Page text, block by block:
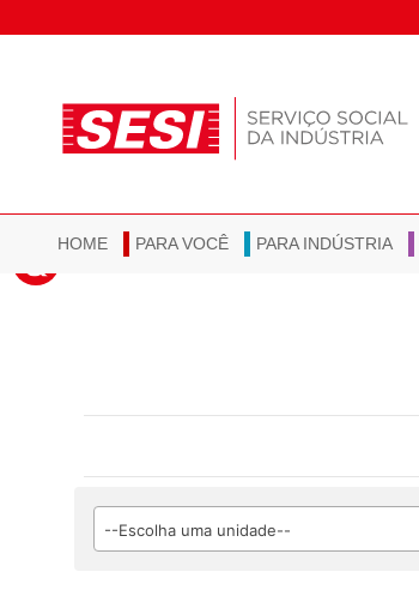
HOME PARA VOCÊ PARA INDÚSTRIA
--Escolha uma unidade--